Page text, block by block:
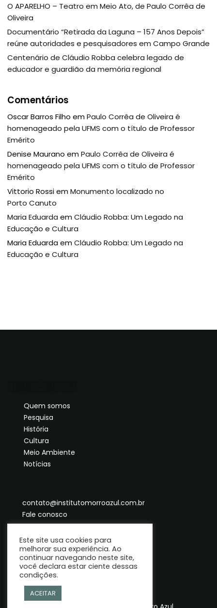
O APARELHO – Teatro em Meio Ato, de Paulo Corrêa de
Oliveira
Documentário “Retirada da Laguna – 157 Anos Depois”
reúne autoridades e pesquisadores em Campo Grande
Centenário de Cláudio Robba celebra legado de
educador e guardião da memória regional
Comentários
Oscar Barros Filho emPaulo Corrêa de Oliveira é
homenageado pela UFMS com o título de Professor
Emérito
Denise Maurano emPaulo Corrêa de Oliveira é
homenageado pela UFMS com o título de Professor
Emérito
Vittorio RossiemMonumento localizado no
Porto Canuto
Maria Eduarda emCláudio Robba: Um Legado na
Educação e Cultura
Maria EduardaemCláudio Robba: Um Legado na
Educação e Cultura
Quem somos
Pesquisa
História
Cultura
Meio Ambiente
Notícias
contato@institutomorroazul.com.br
Fale conosco
Este site usa cookies para
melhorar sua experiência. Ao
continuar navegando neste site,
você declara estar ciente dessas
condições.
ACEITAR